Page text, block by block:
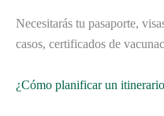
Necesitarás tu pasaporte,
casos, certificados de
¿Cómo planificar un